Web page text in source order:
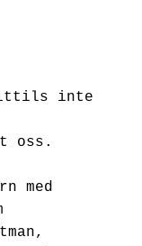
inte
oss.
med